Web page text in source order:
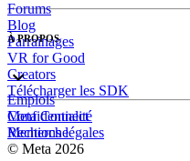
Forums
Blog
Parrainages
VR for Good
Creators
Télécharger les SDK
À PROPOS
Emplois
Meta Connect
Recherche
Confidentialité
Mentions légales
© Meta 2026